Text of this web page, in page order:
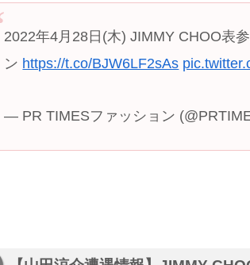
2022年4月28日(木) JIMMY CHOO表
ン https://t.co/BJW6LF2sAs
— PR TIMESファッション